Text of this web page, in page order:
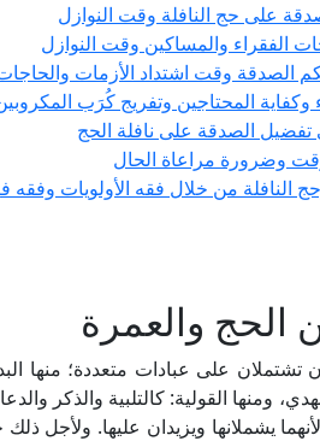
على حج النافلة وقت النوازل
الفقراء والمساكين وقت النوازل
الصدقة وقت اشتداد الأزمات
المحتاجين وتفريج كُرَب
الصدقة على نافلة الحج
وضرورة مراعاة الحال
النافلة من خلال فقه الأولويات
الحج والعمرة
تشتملان على عبادات متعددة؛ منها
ومنها القولية: كالتلبية والذكر
يشملانها ويزيدان عليها. ولأجل